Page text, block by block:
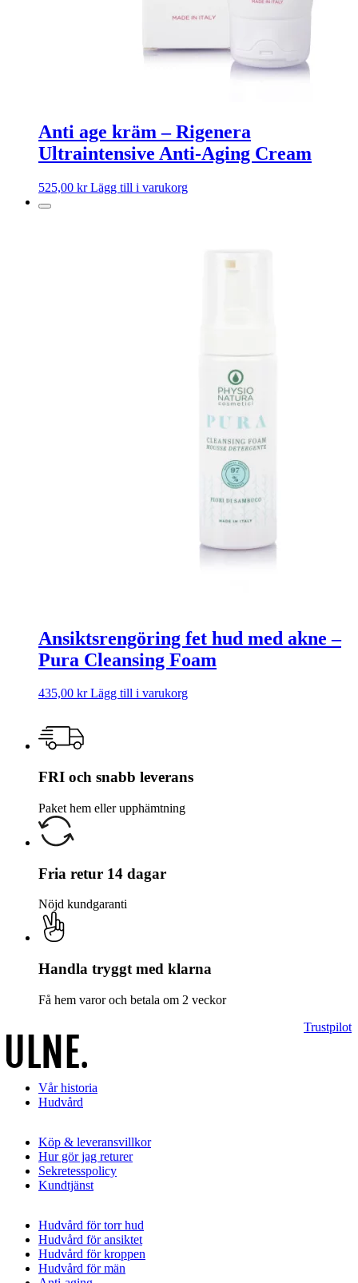
Anti age kräm – Rigenera
Ultraintensive Anti-Aging Cream
525,00 kr Lägg till i varukorg
Ansiktsrengöring fet hud med akne –
Pura Cleansing Foam
435,00 kr Lägg till i varukorg
FRI och snabb leverans
Paket hem eller upphämtning
Fria retur 14 dagar
Nöjd kundgaranti
Handla tryggt med klarna
Få hem varor och betala om 2 veckor
Trustpilot
Vår historia
Hudvård
Köp & leveransvillkor
Hur gör jag returer
Sekretesspolicy
Kundtjänst
Hudvård för torr hud
Hudvård för ansiktet
Hudvård för kroppen
Hudvård för män